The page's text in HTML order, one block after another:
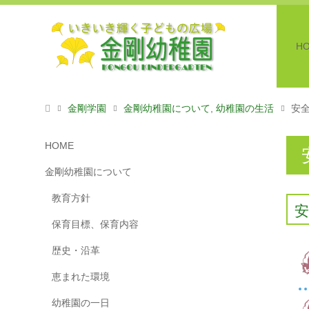
金剛学園 金剛幼稚園について, 幼稚園の生活 安
HOME
金剛幼稚園について
教育方針
保育目標、保育内容
歴史・沿革
恵まれた環境
幼稚園の一日